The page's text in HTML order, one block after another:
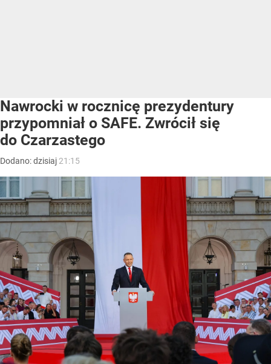
Nawrocki w rocznicę prezydentury
przypomniał o SAFE. Zwrócił się
do Czarzastego
Dodano:dzisiaj 21:15